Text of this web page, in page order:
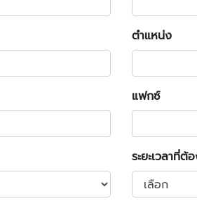
ตำแหน่ง
แฟกซ์
ระยะเวลาที่ต้